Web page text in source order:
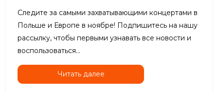
Следите за самыми захватывающими концертами в
Польше и Европе в ноябре! Подпишитесь на нашу
рассылку, чтобы первыми узнавать все новости и
воспользоваться...
Читать далее